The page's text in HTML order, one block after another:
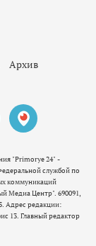
Архив
"Primorye 24" -
службой по
коммуникаций
Медиа Центр". 690091,
Адрес редакции:
13. Главный редактор